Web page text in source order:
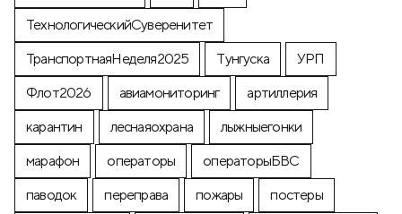
ТехнологическийСуверенитет
ТранспортнаяНеделя2025
Тунгуска
УРП
Флот2026
авиамониторинг
артиллерия
карантин
леснаяохрана
лыжныегонки
марафон
операторы
операторыБВС
паводок
переправа пожары
постеры